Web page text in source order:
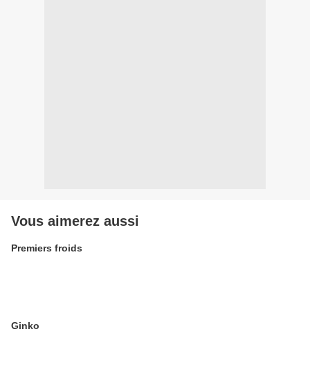
Vous aimerez aussi
Premiers froids
Ginko